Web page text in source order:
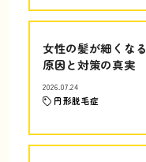
女性の髪が細くなる
原因と対策の真実
2026.07.24
円形脱毛症